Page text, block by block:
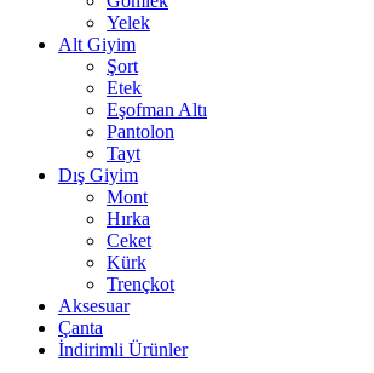
Yelek
Alt Giyim
Şort
Etek
Eşofman Altı
Pantolon
Tayt
Dış Giyim
Mont
Hırka
Ceket
Kürk
Trençkot
Aksesuar
Çanta
İndirimli Ürünler